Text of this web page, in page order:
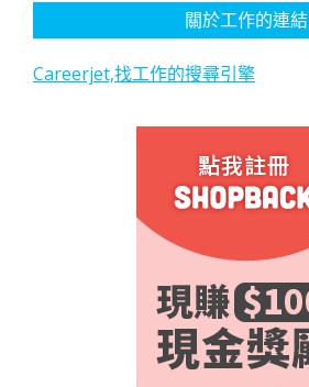
關於工作的連結
Careerjet,找工作的搜尋引擎